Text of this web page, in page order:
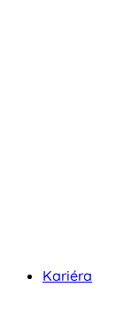
Kariéra